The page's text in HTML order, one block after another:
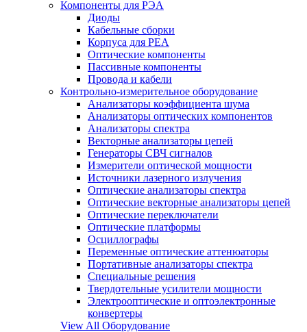
Компоненты для РЭА
Диоды
Кабельные сборки
Корпуса для РЕА
Оптические компоненты
Пассивные компоненты
Провода и кабели
Контрольно-измерительное оборудование
Анализаторы коэффициента шума
Анализаторы оптических компонентов
Анализаторы спектра
Векторные анализаторы цепей
Генераторы СВЧ сигналов
Измерители оптической мощности
Источники лазерного излучения
Оптические анализаторы спектра
Оптические векторные анализаторы цепей
Оптические переключатели
Оптические платформы
Осциллографы
Переменные оптические аттенюаторы
Портативные анализаторы спектра
Специальные решения
Твердотельные усилители мощности
Электрооптические и оптоэлектронные
конвертеры
View All Оборудование